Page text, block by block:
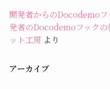
開発者からのDocodemo
発者のDocodemoフック
ット工房 より
アーカイブ